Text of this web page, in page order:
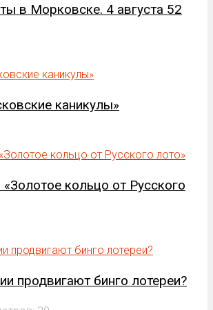
в Морковске. 4 августа 52
каникулы»
кольцо от Русского
продвигают бинго лотереи?